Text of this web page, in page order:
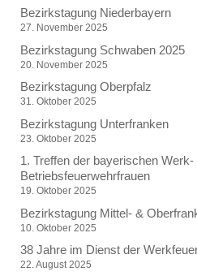
Bezirkstagung Niederbayern
27. November 2025
Bezirkstagung Schwaben 2025
20. November 2025
Bezirkstagung Oberpfalz
31. Oktober 2025
Bezirkstagung Unterfranken
23. Oktober 2025
1. Treffen der bayerischen Werk-
Betriebsfeuerwehrfrauen
19. Oktober 2025
Bezirkstagung Mittel- &
10. Oktober 2025
38 Jahre im Dienst der
22. August 2025